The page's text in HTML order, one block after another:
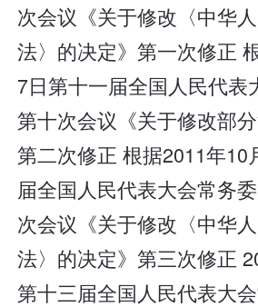
次会议《关于修改〈中华
法〉的决定》第一次修正
7日第十一届全国人民代表
第十次会议《关于修改部分
第二次修正 根据2011年10
届全国人民代表大会常务
次会议《关于修改〈中华
法〉的决定》第三次修正
第十三届全国人民代表大